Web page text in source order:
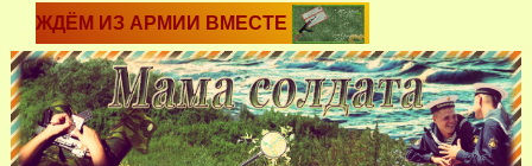
ЖДЁМ ИЗ АРМИИ ВМЕСТЕ